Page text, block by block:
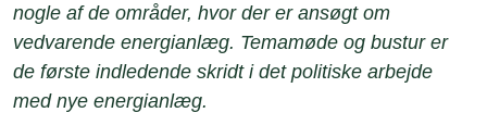
nogle af de områder, hvor der er ansøgt om
vedvarende energianlæg. Temamøde og bustur er
de første indledende skridt i det politiske arbejde
med nye energianlæg.